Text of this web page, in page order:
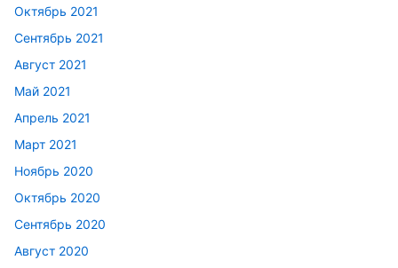
Октябрь 2021
Сентябрь 2021
Август 2021
Май 2021
Апрель 2021
Март 2021
Ноябрь 2020
Октябрь 2020
Сентябрь 2020
Август 2020